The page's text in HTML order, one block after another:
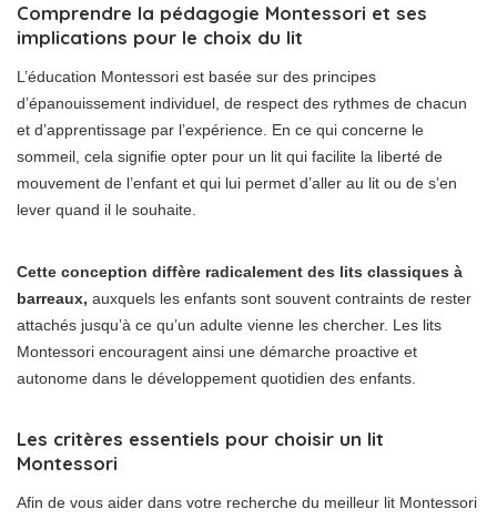
Comprendre la pédagogie Montessori et ses
implications pour le choix du lit
L’éducation Montessori est basée sur des principes
d’épanouissement individuel, de respect des rythmes de chacun
et d’apprentissage par l’expérience. En ce qui concerne le
sommeil, cela signifie opter pour un lit qui facilite la liberté de
mouvement de l’enfant et qui lui permet d’aller au lit ou de s’en
lever quand il le souhaite.
Cette conception diffère radicalement des lits classiques à
barreaux, auxquels les enfants sont souvent contraints de rester
attachés jusqu’à ce qu’un adulte vienne les chercher. Les lits
Montessori encouragent ainsi une démarche proactive et
autonome dans le développement quotidien des enfants.
Les critères essentiels pour choisir un lit
Montessori
Afin de vous aider dans votre recherche du meilleur lit Montessori